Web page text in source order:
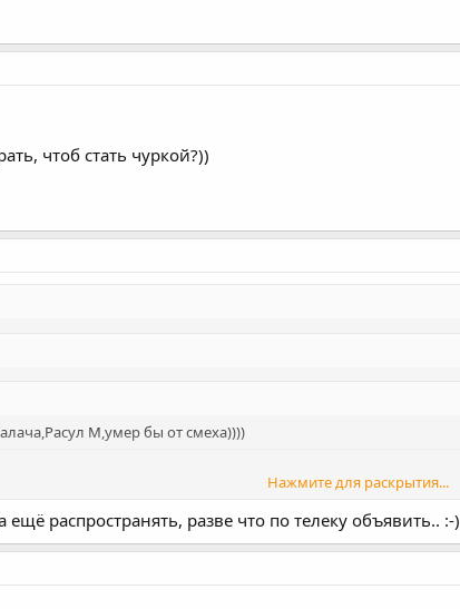
чтоб стать чуркой?))
М,умер бы от смеха))))
Нажмите для раскрытия...
Нажмите для раскрытия...
распространять, разве что по телеку объявить.. :-)